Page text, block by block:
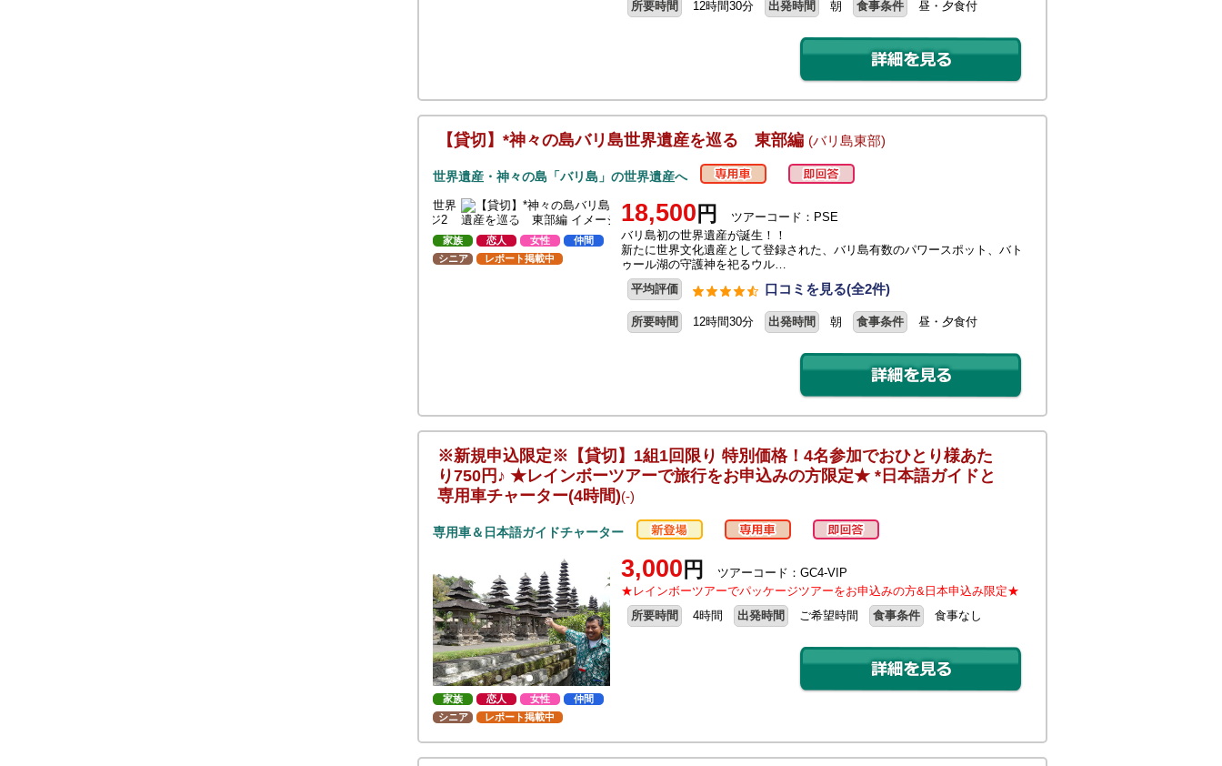
所要時間 12時間30分 出発時間 朝 食事条件 昼・夕食付
【貸切】*神々の島バリ島世界遺産を巡る 東部編 (バリ島東部)
世界遺産・神々の島「バリ島」の世界遺産へ
家族 恋人 女性
仲間
シニア
レポート掲載中
18,500 円
ツアーコード：PSE
バリ島初の世界遺産が誕生！！
新たに世界文化遺産として登録された、バリ島有数のパワースポット、バト
ゥール湖の守護神を祀るウル…
平均評価
口コミを見る(全2件)
所要時間 12時間30分 出発時間 朝 食事条件 昼・夕食付
※新規申込限定※【貸切】1組1回限り 特別価格！4名参加でおひとり様あた
り750円♪ ★レインボーツアーで旅行をお申込みの方限定★ *日本語ガイドと
専用車チャーター(4時間)(-)
専用車＆日本語ガイドチャーター
家族 恋人 女性
仲間
シニア
レポート掲載中
3,000 円
ツアーコード：GC4-VIP
★レインボーツアーでパッケージツアーをお申込みの方&日本申込み限定★
所要時間
4時間 出発時間 ご希望時間 食事条件 食事なし